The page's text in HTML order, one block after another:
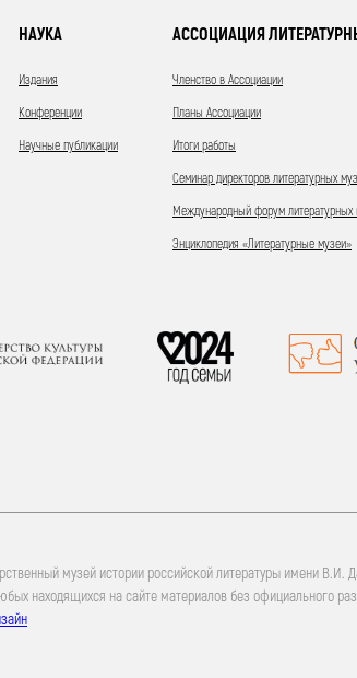
НАУКА
Издания
Конференции
Научные публикации
АССОЦИАЦИЯ
Членство в Ассоциации
Планы Ассоциации
Итоги работы
Семинар директоров литературных
Международный форум литературных
Энциклопедия «Литературные музеи»
музей истории российской литературы имени
находящихся на сайте материалов без официального